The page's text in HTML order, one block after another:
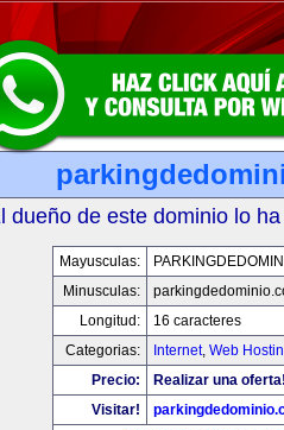
dueño de este dominio lo
Mayusculas:
Minusculas:
Longitud:
16 caracteres
Categorias:
Internet, Web
Precio:
Realizar una
Visitar!